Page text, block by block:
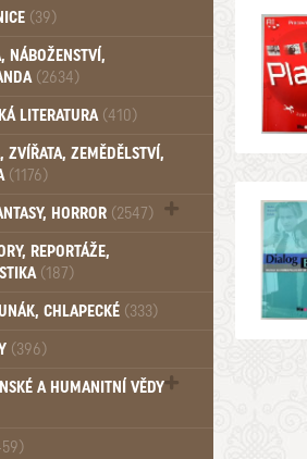
mládež (2899)
Dětské - Od roku 1949 (257)
(39)
NÁBOŽENSTVÍ,
(2634)
LITERATURA (410)
ZVÍŘATA, ZEMĚDĚLSTVÍ,
(1176)
HORROR (2547)
REPORTÁŽE,
(187)
CHLAPECKÉ (333)
(396)
A HUMANITNÍ VĚDY
(191)